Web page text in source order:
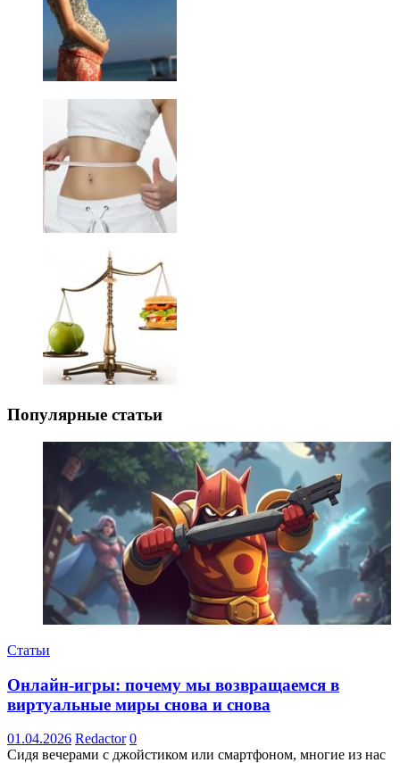
Популярные статьи
Статьи
Онлайн-игры: почему мы возвращаемся в
виртуальные миры снова и снова
01.04.2026 Redactor 0
Сидя вечерами с джойстиком или смартфоном, многие из нас